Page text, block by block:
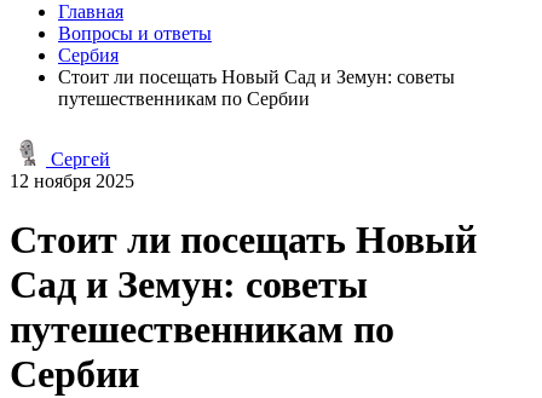
Главная
Вопросы и ответы
Сербия
Стоит ли посещать Новый Сад и Земун: советы
путешественникам по Сербии
Сергей
12 ноября 2025
Стоит ли посещать Новый
Сад и Земун: советы
путешественникам по
Сербии